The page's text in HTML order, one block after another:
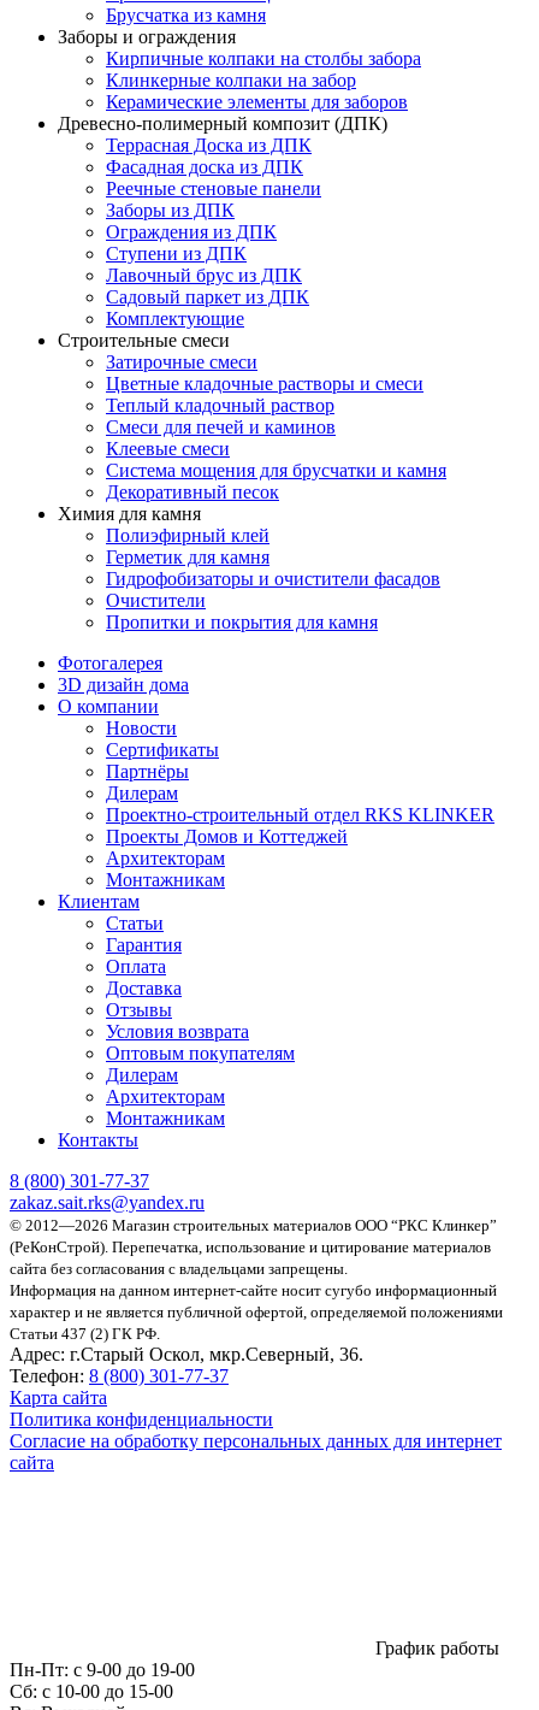
Брусчатка из камня
Заборы и ограждения
Кирпичные колпаки на столбы забора
Клинкерные колпаки на забор
Керамические элементы для заборов
Древесно-полимерный композит (ДПК)
Террасная Доска из ДПК
Фасадная доска из ДПК
Реечные стеновые панели
Заборы из ДПК
Ограждения из ДПК
Ступени из ДПК
Лавочный брус из ДПК
Садовый паркет из ДПК
Комплектующие
Строительные смеси
Затирочные смеси
Цветные кладочные растворы и смеси
Теплый кладочный раствор
Смеси для печей и каминов
Клеевые смеси
Система мощения для брусчатки и камня
Декоративный песок
Химия для камня
Полиэфирный клей
Герметик для камня
Гидрофобизаторы и очистители фасадов
Очистители
Пропитки и покрытия для камня
Фотогалерея
3D дизайн дома
О компании
Новости
Сертификаты
Партнёры
Дилерам
Проектно-строительный отдел RKS KLINKER
Проекты Домов и Коттеджей
Архитекторам
Монтажникам
Клиентам
Статьи
Гарантия
Оплата
Доставка
Отзывы
Условия возврата
Оптовым покупателям
Дилерам
Архитекторам
Монтажникам
Контакты
8 (800) 301-77-37
zakaz.sait.rks@yandex.ru
© 2012—2026 Магазин строительных материалов ООО “РКС Клинкер”
(РеКонСтрой). Перепечатка, использование и цитирование материалов
сайта без согласования с владельцами запрещены.
Информация на данном интернет-сайте носит сугубо информационный
характер и не является публичной офертой, определяемой положениями
Статьи 437 (2) ГК РФ.
Адрес: г.Старый Оскол, мкр.Северный, 36.
Телефон: 8 (800) 301-77-37
Карта сайта
Политика конфиденциальности
Согласие на обработку персональных данных для интернет
сайта
График работы
Пн-Пт: с 9-00 до 19-00
Сб: c 10-00 до 15-00